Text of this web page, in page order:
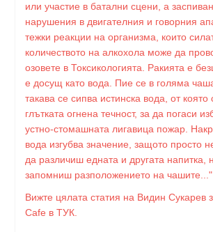
или участие в батални сцени, а
нарушения в двигателния и говорния
тежки реакции на организма, които
количеството на алкохола може да
озовете в Токсикологията. Ракията е
е досущ като вода. Пие се в голяма
такава се сипва истинска вода, от която
глътката огнена течност, за да погаси
устно-стомашната лигавица пожар.
вода изгубва значение, защото просто
да различиш едната и другата напитка,
запомниш разположението на чашите..."
Вижте цялата статия на Видин Сукарев
Cafe в ТУК.